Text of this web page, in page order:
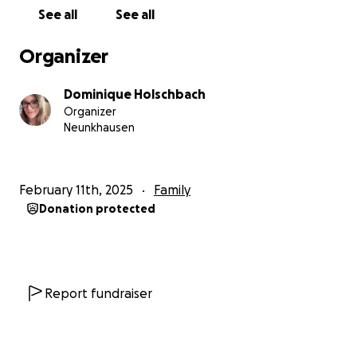
diesem Ziel ein Stück näher.
Von Herzen danke ich euch für eure Hilfe, sei es
ermöglicht meiner Mutter und mir, wieder ein Stück
Normalität und Lebensqualität zurückzugewinnen.
Dominique
See all See all
Organizer
Dominique Holschbach
Organizer
Neunkhausen
February 11th, 2025 Family
Donation protected
Report fundraiser